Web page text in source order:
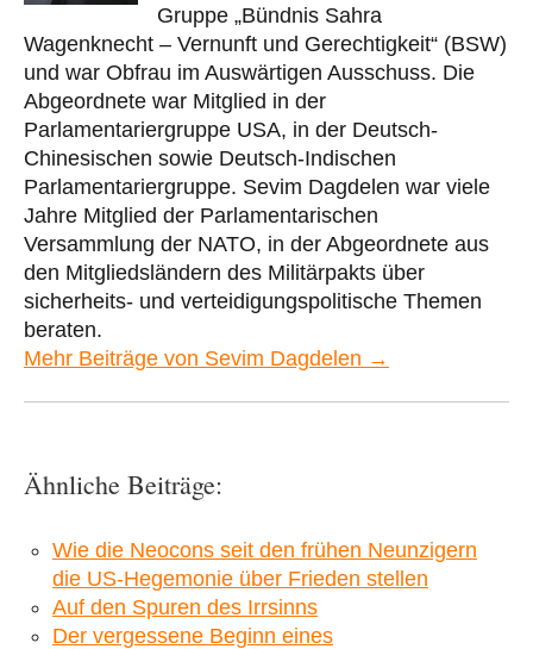
Gruppe „Bündnis Sahra
Wagenknecht – Vernunft und Gerechtigkeit“ (BSW)
und war Obfrau im Auswärtigen Ausschuss. Die
Abgeordnete war Mitglied in der
Parlamentariergruppe USA, in der Deutsch-
Chinesischen sowie Deutsch-Indischen
Parlamentariergruppe. Sevim Dagdelen war viele
Jahre Mitglied der Parlamentarischen
Versammlung der NATO, in der Abgeordnete aus
den Mitgliedsländern des Militärpakts über
sicherheits- und verteidigungspolitische Themen
beraten.
Mehr Beiträge von Sevim Dagdelen →
Ähnliche Beiträge:
Wie die Neocons seit den frühen Neunzigern
die US-Hegemonie über Frieden stellen
Auf den Spuren des Irrsinns
Der vergessene Beginn eines